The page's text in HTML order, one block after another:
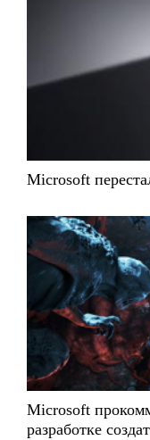
Microsoft
Microsoft
разработке